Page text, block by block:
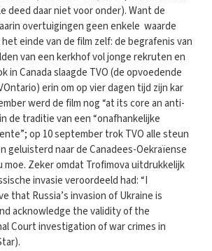
deed daar niet voor onder). Want de
overtuigingen geen enkele waarde
einde van de film zelf: de begrafenis van
van een kerkhof vol jonge rekruten en
in Canada slaagde TVO (de opvoedende
erin om op vier dagen tijd zijn kar
werd de film nog “at its core an anti-
de traditie van een “onafhankelijke
op 10 september trok TVO alle steun
geluisterd naar de Canadees-Oekraïense
moe. Zeker omdat Trofimova uitdrukkelijk
invasie veroordeeld had: “I
that Russia’s invasion of Ukraine is
acknowledge the validity of the
Court investigation of war crimes in